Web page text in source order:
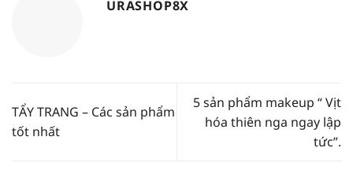
URASHOP8X
TẨY TRANG – Các sản phẩm
tốt nhất
5 sản phẩm makeup “ Vịt
hóa thiên nga ngay lập
tức”.